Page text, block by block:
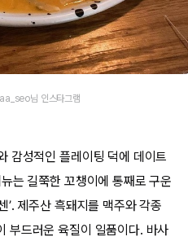
님 인스타그램
감성적인 플레이팅 덕에 데이트
는 길쭉한 꼬챙이에 통째로 구운
’. 제주산 흑돼지를 맥주와 각종
부드러운 육질이 일품이다. 바사